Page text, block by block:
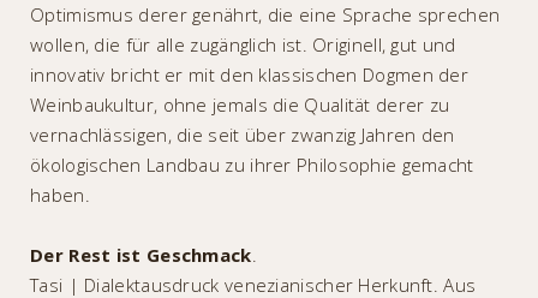
Optimismus derer genährt, die eine Sprache sprechen
wollen, die für alle zugänglich ist. Originell, gut und
innovativ bricht er mit den klassischen Dogmen der
Weinbaukultur, ohne jemals die Qualität derer zu
vernachlässigen, die seit über zwanzig Jahren den
ökologischen Landbau zu ihrer Philosophie gemacht
haben.
Der Rest ist Geschmack
Tasi | Dialektausdruck venezianischer Herkunft. Aus